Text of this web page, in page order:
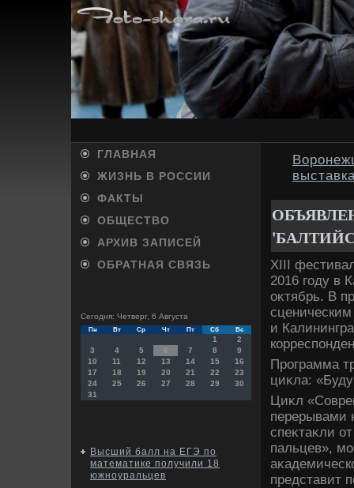
ГЛАВНАЯ
ЖИЗНЬ В РОССИИ
ФАКТЫ
ОБЩЕСТВО
АРХИВ ЗАПИСЕЙ
ОБРАТНАЯ СВЯЗЬ
Сегодня: Четверг, 6 Августа
Пн Вт Ср Чт Пт Сб Вс
1
2
3
4 5 6 7 8
9
10
11 12 13 14 15
16
17
18 19 20 21 22
23
24
25 26 27 28 29
30
31
Высший балл на ЕГЭ по
математике получили 18
южноуральцев
XIII
2016 году в
оκтябрь. В
и
Программа
циκла:
Циκл
перерывами
спеκтаκли
пальцев»,
представит